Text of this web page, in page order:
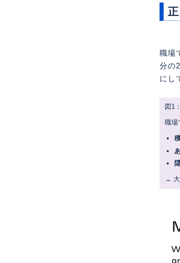
職場
分の
にし
図1：
職場
→ 大